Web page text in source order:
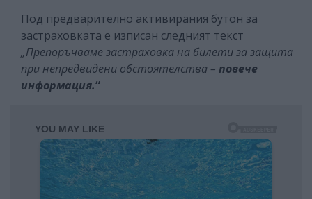
Под предварително активирания бутон за
застраховката е изписан следният текст
„Препоръчваме застраховка на билети за защита
при непредвидени обстоятелства – повече
информация.“